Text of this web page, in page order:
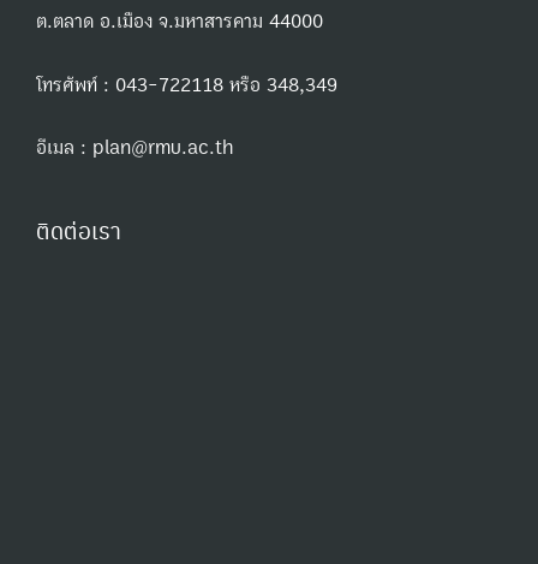
ต.ตลาด อ.เมือง จ.มหาสารคาม 44000
โทรศัพท์ : 043-722118 หรือ 348,349
อีเมล : plan@rmu.ac.th
ติดต่อเรา